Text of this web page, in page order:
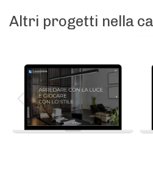
Altri progetti nella